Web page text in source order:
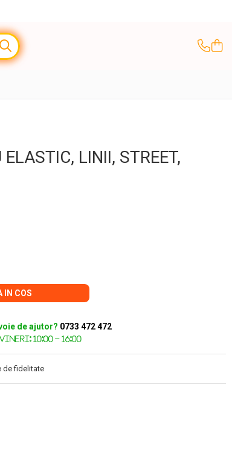
LINII, STREET,
IN COS
de ajutor? 0733 472 472
de fidelitate